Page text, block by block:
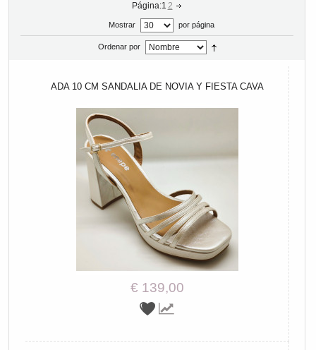
Página:1 2
Mostrar por página
Ordenar por
ADA 10 CM SANDALIA DE NOVIA Y FIESTA CAVA
€ 139,00